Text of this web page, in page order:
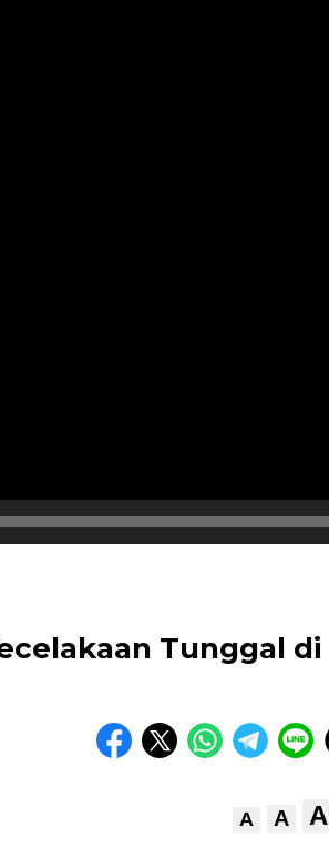
Tunggal di
A A A